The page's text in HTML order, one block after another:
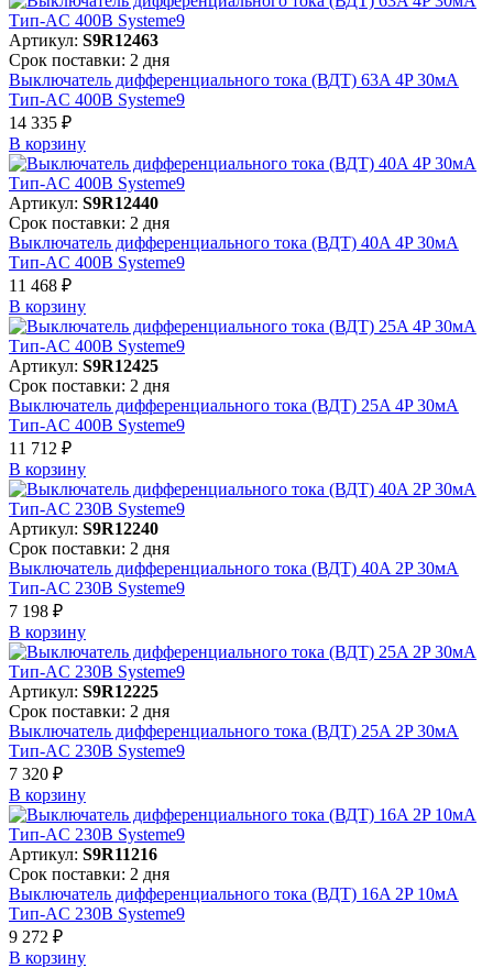
Артикул: S9R12463
Срок поставки: 2 дня
Выключатель дифференциального тока (ВДТ) 63A 4P 30мА
Тип-AC 400В Systeme9
14 335 ₽
В корзинy
Артикул: S9R12440
Срок поставки: 2 дня
Выключатель дифференциального тока (ВДТ) 40A 4P 30мА
Тип-AC 400В Systeme9
11 468 ₽
В корзинy
Артикул: S9R12425
Срок поставки: 2 дня
Выключатель дифференциального тока (ВДТ) 25A 4P 30мА
Тип-AC 400В Systeme9
11 712 ₽
В корзинy
Артикул: S9R12240
Срок поставки: 2 дня
Выключатель дифференциального тока (ВДТ) 40A 2P 30мА
Тип-AC 230В Systeme9
7 198 ₽
В корзинy
Артикул: S9R12225
Срок поставки: 2 дня
Выключатель дифференциального тока (ВДТ) 25A 2P 30мА
Тип-AC 230В Systeme9
7 320 ₽
В корзинy
Артикул: S9R11216
Срок поставки: 2 дня
Выключатель дифференциального тока (ВДТ) 16A 2P 10мА
Тип-AC 230В Systeme9
9 272 ₽
В корзинy